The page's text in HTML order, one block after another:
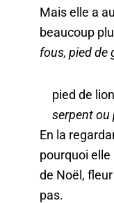
Mais elle a
beaucoup
fous, pied de
pied de
serpent ou
En la
pourquoi elle
de Noël,
pas.